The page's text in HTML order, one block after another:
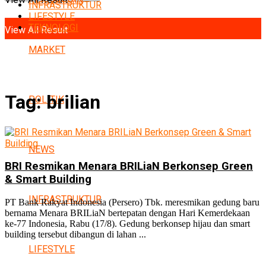
No Result
View All Result
MARKET
POLITIK
NEWS
INFRASTRUKTUR
LIFESTYLE
INFRASTRUKTUR
LIFESTYLE
TEKNOLOGI
Tag:brilian
BRI Resmikan Menara BRILiaN Berkonsep Green
& Smart Building
PT Bank Rakyat Indonesia (Persero) Tbk. meresmikan gedung baru
bernama Menara BRILiaN bertepatan dengan Hari Kemerdekaan
ke-77 Indonesia, Rabu (17/8). Gedung berkonsep hijau dan smart
building tersebut dibangun di lahan ...